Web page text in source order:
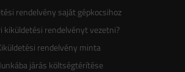
rendelvény saját gépkocsihoz
kiküldetési rendelvényt vezetni?
rendelvény minta
járás költségtérítése